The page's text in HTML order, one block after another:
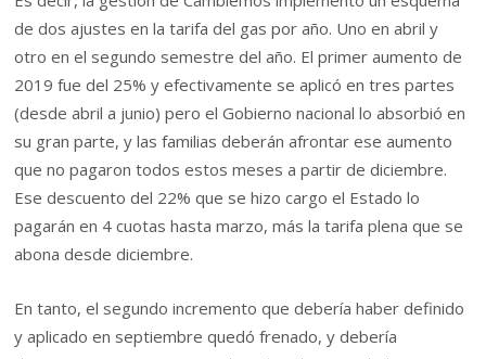
de dos ajustes en la tarifa del gas por año. Uno en abril y
otro en el segundo semestre del año. El primer aumento de
2019 fue del 25% y efectivamente se aplicó en tres partes
(desde abril a junio) pero el Gobierno nacional lo absorbió en
su gran parte, y las familias deberán afrontar ese aumento
que no pagaron todos estos meses a partir de diciembre.
Ese descuento del 22% que se hizo cargo el Estado lo
pagarán en 4 cuotas hasta marzo, más la tarifa plena que se
abona desde diciembre.
En tanto, el segundo incremento que debería haber definido
y aplicado en septiembre quedó frenado, y debería